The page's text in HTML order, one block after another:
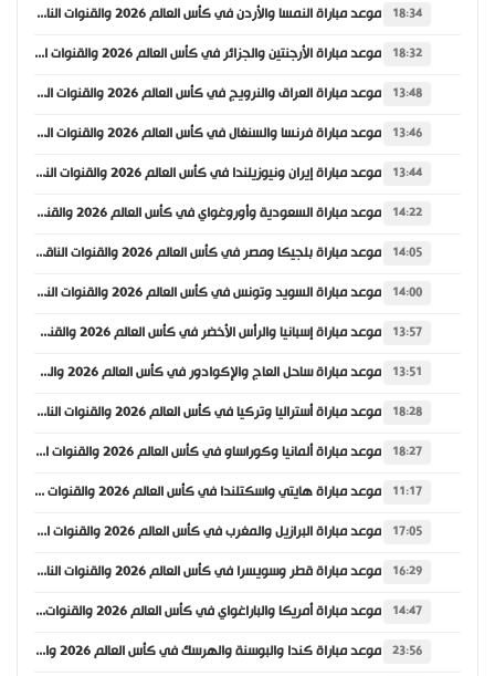
18:34 موعد مباراة النمسا والأردن في كأس العالم 2026 والقنوات الناقلة
18:32 موعد مباراة الأرجنتين والجزائر في كأس العالم 2026 والقنوات الناقلة
13:48 موعد مباراة العراق والنرويج في كأس العالم 2026 والقنوات الناقلة
13:46 موعد مباراة فرنسا والسنغال في كأس العالم 2026 والقنوات الناقلة
13:44 موعد مباراة إيران ونيوزيلندا في كأس العالم 2026 والقنوات الناقلة
14:22 موعد مباراة السعودية وأوروغواي في كأس العالم 2026 والقنوات الناقلة
14:05 موعد مباراة بلجيكا ومصر في كأس العالم 2026 والقنوات الناقلة
14:00 موعد مباراة السويد وتونس في كأس العالم 2026 والقنوات الناقلة
13:57 موعد مباراة إسبانيا والرأس الأخضر في كأس العالم 2026 والقنوات الناقلة
13:51 موعد مباراة ساحل العاج والإكوادور في كأس العالم 2026 والقنوات الناقلة
18:28 موعد مباراة أستراليا وتركيا في كأس العالم 2026 والقنوات الناقلة
18:27 موعد مباراة ألمانيا وكوراساو في كأس العالم 2026 والقنوات الناقلة
11:17 موعد مباراة هايتي واسكتلندا في كأس العالم 2026 والقنوات الناقلة
17:05 موعد مباراة البرازيل والمغرب في كأس العالم 2026 والقنوات الناقلة
16:29 موعد مباراة قطر وسويسرا في كأس العالم 2026 والقنوات الناقلة
14:47 موعد مباراة أمريكا والباراغواي في كأس العالم 2026 والقنوات الناقلة
23:56 موعد مباراة كندا والبوسنة والهرسك في كأس العالم 2026 والقنوات الناقلة